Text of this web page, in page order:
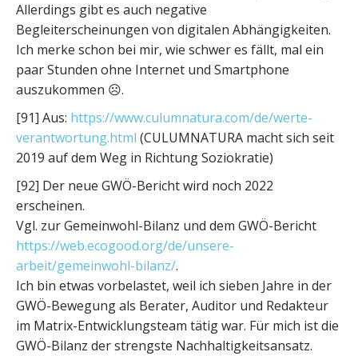
Allerdings gibt es auch negative
Begleiterscheinungen von digitalen Abhängigkeiten.
Ich merke schon bei mir, wie schwer es fällt, mal ein
paar Stunden ohne Internet und Smartphone
auszukommen ☹.
[91] Aus: https://www.culumnatura.com/de/werte-
verantwortung.html (CULUMNATURA macht sich seit
2019 auf dem Weg in Richtung Soziokratie)
[92] Der neue GWÖ-Bericht wird noch 2022
erscheinen.
Vgl. zur Gemeinwohl-Bilanz und dem GWÖ-Bericht
https://web.ecogood.org/de/unsere-
arbeit/gemeinwohl-bilanz/.
Ich bin etwas vorbelastet, weil ich sieben Jahre in der
GWÖ-Bewegung als Berater, Auditor und Redakteur
im Matrix-Entwicklungsteam tätig war. Für mich ist die
GWÖ-Bilanz der strengste Nachhaltigkeitsansatz.